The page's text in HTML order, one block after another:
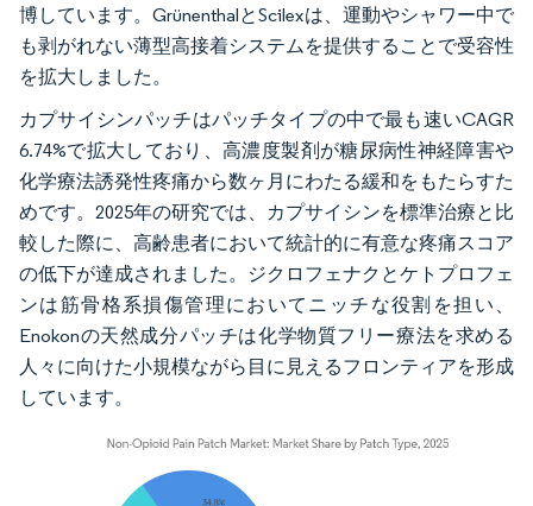
博しています。GrünenthalとScilexは、運動やシャワー中で
も剥がれない薄型高接着システムを提供することで受容性
を拡大しました。
カプサイシンパッチはパッチタイプの中で最も速いCAGR
6.74%で拡大しており、高濃度製剤が糖尿病性神経障害や
化学療法誘発性疼痛から数ヶ月にわたる緩和をもたらすた
めです。2025年の研究では、カプサイシンを標準治療と比
較した際に、高齢患者において統計的に有意な疼痛スコア
の低下が達成されました。ジクロフェナクとケトプロフェ
ンは筋骨格系損傷管理においてニッチな役割を担い、
Enokonの天然成分パッチは化学物質フリー療法を求める
人々に向けた小規模ながら目に見えるフロンティアを形成
しています。